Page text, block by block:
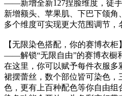
——新增全新127捏脸维度，徒
新增额头、苹果肌、下巴下颌
多个维度可实现更大范围调节，
【无限染色搭配，你的赛博衣柜】
——解锁“无限自由”的赛博衣橱
在这里，你可以赋予每件衣服多
裙摆蕾丝，数个部位皆可染色，
色，更有上百种配色等你自由